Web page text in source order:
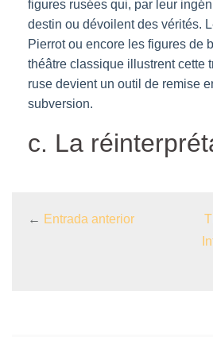
figures rusées qui, par leur
destin ou dévoilent des vérités.
Pierrot ou encore les figures de
théâtre classique illustrent cette
ruse devient un outil de remise
subversion.
c. La
← Entrada anterior